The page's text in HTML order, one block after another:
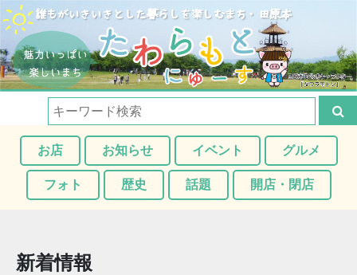
お店 お知らせ イベント グルメ
フォト 歴史 話題 開店・閉店
新着情報